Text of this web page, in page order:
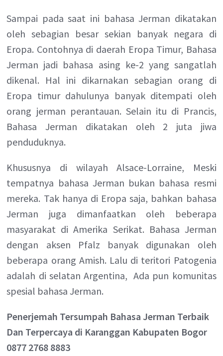
Sampai pada saat ini bahasa Jerman dikatakan
oleh sebagian besar sekian banyak negara di
Eropa. Contohnya di daerah Eropa Timur, Bahasa
Jerman jadi bahasa asing ke-2 yang sangatlah
dikenal. Hal ini dikarnakan sebagian orang di
Eropa timur dahulunya banyak ditempati oleh
orang jerman perantauan. Selain itu di Prancis,
Bahasa Jerman dikatakan oleh 2 juta jiwa
penduduknya.
Khususnya di wilayah Alsace-Lorraine, Meski
tempatnya bahasa Jerman bukan bahasa resmi
mereka. Tak hanya di Eropa saja, bahkan bahasa
Jerman juga dimanfaatkan oleh beberapa
masyarakat di Amerika Serikat. Bahasa Jerman
dengan aksen Pfalz banyak digunakan oleh
beberapa orang Amish. Lalu di teritori Patogenia
adalah di selatan Argentina, Ada pun komunitas
spesial bahasa Jerman.
Penerjemah Tersumpah Bahasa Jerman Terbaik
Dan Terpercaya di Karanggan Kabupaten Bogor
0877 2768 8883